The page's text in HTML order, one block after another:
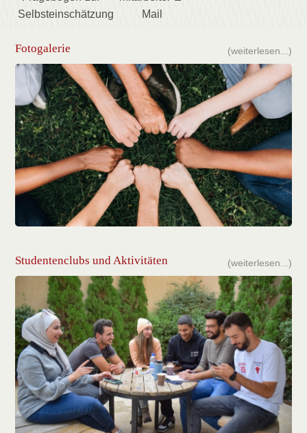
Selbsteinschätzung
Mail
Fotogalerie (weiterlesen...)
Studentenclubs und Aktivitäten (weiterlesen...)